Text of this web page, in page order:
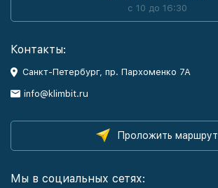
с 10 до 16:30
Контакты:
Санкт-Петербург, пр. Пархоменко 7А
info@klimbit.ru
Проложить маршрут
Мы в социальных сетях: